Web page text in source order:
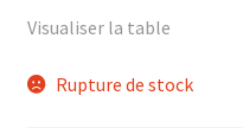
Visualiser la table
Rupture de stock